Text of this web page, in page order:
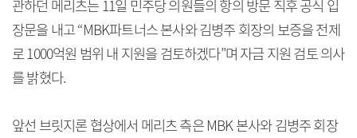
관하던 메리츠는 11일 민주당 의원들의 항의 방문 직후 공식 입
장문을 내고 “MBK파트너스 본사와 김병주 회장의 보증을 전제
로 1000억원 범위 내 지원을 검토하겠다”며 자금 지원 검토 의사
를 밝혔다.
앞선 브릿지론 협상에서 메리츠 측은 MBK 본사와 김병주 회장